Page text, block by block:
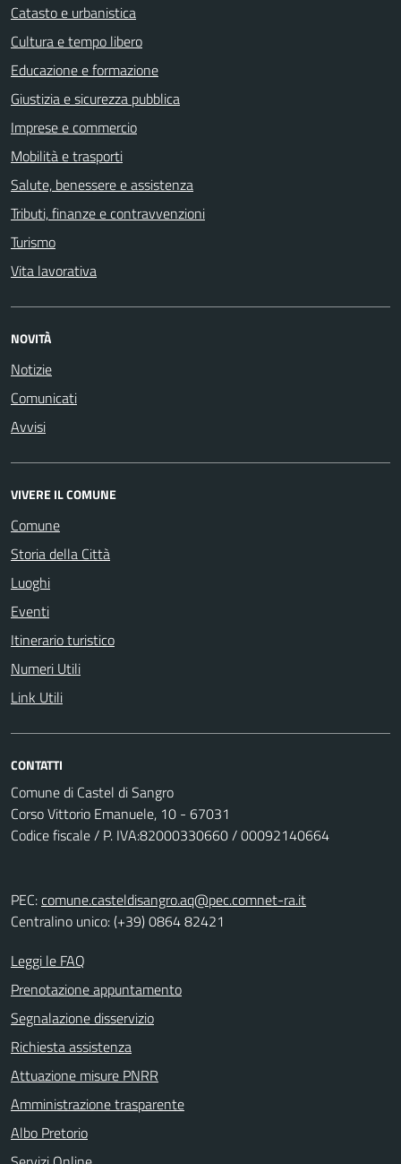
Catasto e urbanistica
Cultura e tempo libero
Educazione e formazione
Giustizia e sicurezza pubblica
Imprese e commercio
Mobilità e trasporti
Salute, benessere e assistenza
Tributi, finanze e contravvenzioni
Turismo
Vita lavorativa
NOVITÀ
Notizie
Comunicati
Avvisi
VIVERE IL COMUNE
Comune
Storia della Città
Luoghi
Eventi
Itinerario turistico
Numeri Utili
Link Utili
CONTATTI
Comune di Castel di Sangro
Corso Vittorio Emanuele, 10 - 67031
Codice fiscale / P. IVA:82000330660 / 00092140664
PEC:comune.casteldisangro.aq@pec.comnet-ra.it
Centralino unico: (+39) 0864 82421
Leggi le FAQ
Prenotazione appuntamento
Segnalazione disservizio
Richiesta assistenza
Attuazione misure PNRR
Amministrazione trasparente
Albo Pretorio